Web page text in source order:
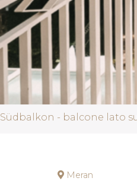
Südbalkon - balcone lato
Meran